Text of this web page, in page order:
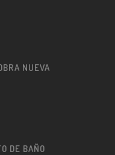
NUEVA
DE BAÑO